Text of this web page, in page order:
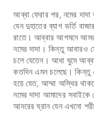
আব্বা ফেরার পর, নমের
যেন দুহাতের ব্যাগ ভর্তি
রাতে। আব্বার আগমনে
নমের দাদা। কিন্তু আবারও
চলে যেতেন। আধা ঘুমে
কতদিন এমন চলেছে। কিন্তু
হয়ে যেত, আম্মা অস্থির
নমের দাদা আমাদের
আদরের ঘ্রান যেন এখনো